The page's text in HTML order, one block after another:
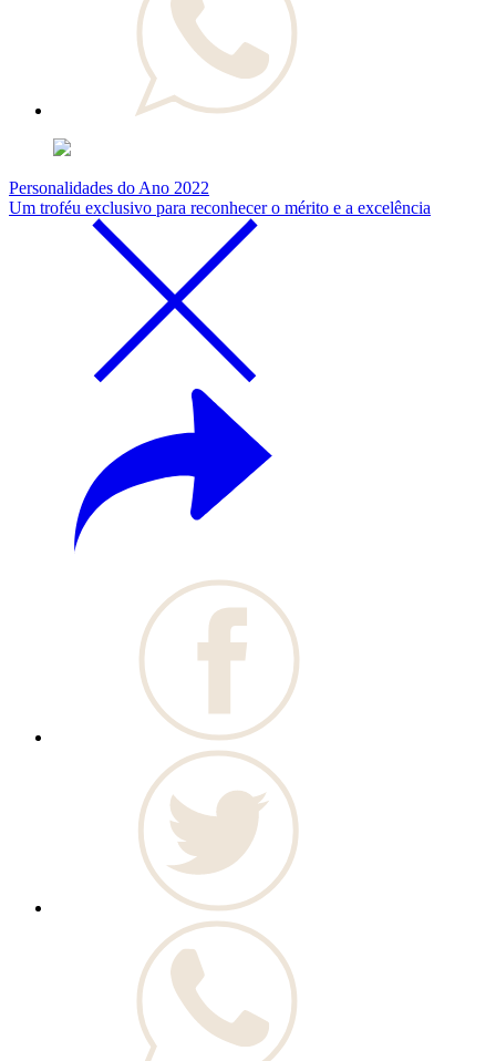
Personalidades do Ano 2022
Um troféu exclusivo para reconhecer o mérito e a excelência